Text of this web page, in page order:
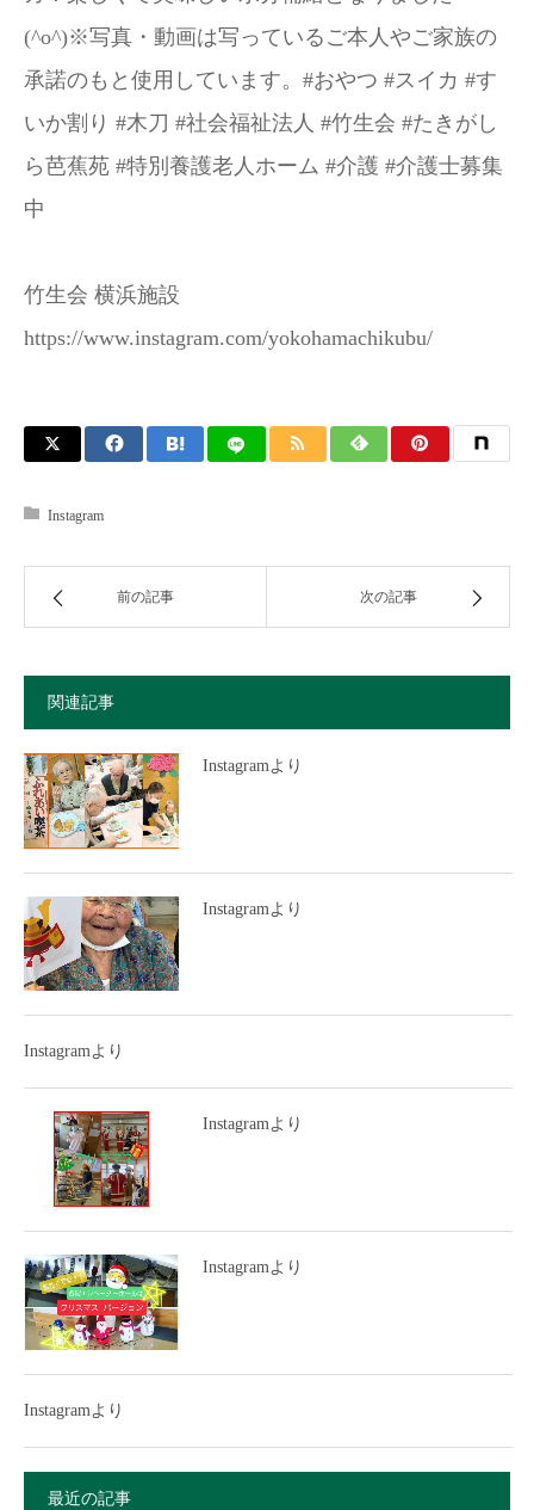
(^o^)※写真・動画は写っているご本人やご家族の
承諾のもと使用しています。#おやつ #スイカ #す
いか割り #木刀 #社会福祉法人 #竹生会 #たきがし
ら芭蕉苑 #特別養護老人ホーム #介護 #介護士募集
中
竹生会 横浜施設
https://www.instagram.com/yokohamachikubu/
Instagram
前の記事 次の記事
関連記事
Instagramより
Instagramより
Instagramより
Instagramより
Instagramより
Instagramより
最近の記事